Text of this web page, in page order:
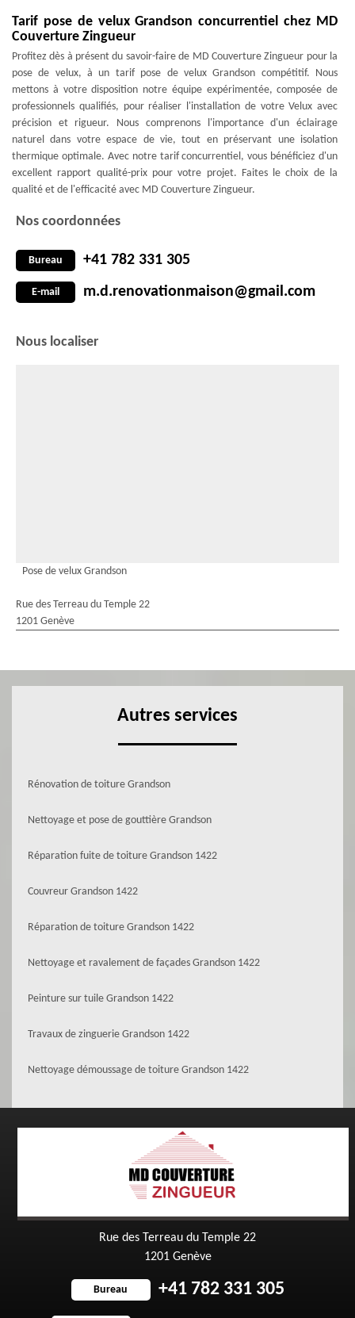
Tarif pose de velux Grandson concurrentiel chez MD
Couverture Zingueur
Profitez dès à présent du savoir-faire de MD Couverture Zingueur pour la
pose de velux, à un tarif pose de velux Grandson compétitif. Nous
mettons à votre disposition notre équipe expérimentée, composée de
professionnels qualifiés, pour réaliser l'installation de votre Velux avec
précision et rigueur. Nous comprenons l'importance d'un éclairage
naturel dans votre espace de vie, tout en préservant une isolation
thermique optimale. Avec notre tarif concurrentiel, vous bénéficiez d'un
excellent rapport qualité-prix pour votre projet. Faites le choix de la
qualité et de l'efficacité avec MD Couverture Zingueur.
Nos coordonnées
Bureau +41 782 331 305
E-mail m.d.renovationmaison@gmail.com
Nous localiser
Pose de velux Grandson
Rue des Terreau du Temple 22
1201 Genève
Autres services
Rénovation de toiture Grandson
Nettoyage et pose de gouttière Grandson
Réparation fuite de toiture Grandson 1422
Couvreur Grandson 1422
Réparation de toiture Grandson 1422
Nettoyage et ravalement de façades Grandson 1422
Peinture sur tuile Grandson 1422
Travaux de zinguerie Grandson 1422
Nettoyage démoussage de toiture Grandson 1422
Rue des Terreau du Temple 22
1201 Genève
Bureau +41 782 331 305